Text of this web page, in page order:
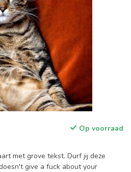
Op voorraad
met grove tekst. Durf jij deze
give a fuck about your